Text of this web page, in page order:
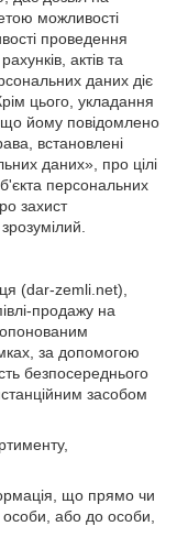
можливості
проведення
актів та
даних діє
цього, укладання
що йому повідомлено
встановлені
даних», про цілі
персональних
захист
(dar-zemli.net),
продажу на
за допомогою
безпосереднього
засобом
що прямо чи
або до особи,